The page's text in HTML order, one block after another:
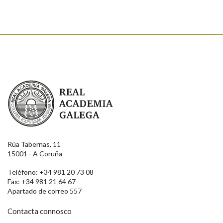
Real Academia Galega
Rúa Tabernas, 11
15001 - A Coruña
Teléfono: +34 981 20 73 08
Fax: +34 981 21 64 67
Apartado de correo 557
Contacta connosco